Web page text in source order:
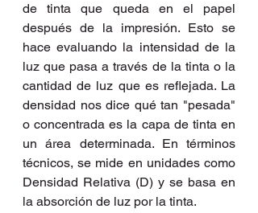
de tinta que queda en el papel
después de la impresión. Esto se
hace evaluando la intensidad de la
luz que pasa a través de la tinta o la
cantidad de luz que es reflejada. La
densidad nos dice qué tan "pesada"
o concentrada es la capa de tinta en
un área determinada. En términos
técnicos, se mide en unidades como
Densidad Relativa (D) y se basa en
la absorción de luz por la tinta.